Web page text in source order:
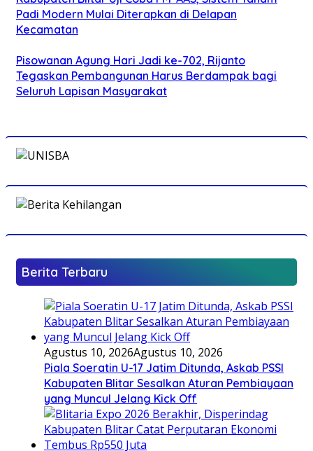
Padi Modern Mulai Diterapkan di Delapan
Kecamatan
Pisowanan Agung Hari Jadi ke-702, Rijanto
Tegaskan Pembangunan Harus Berdampak bagi
Seluruh Lapisan Masyarakat
Berita Terbaru
Agustus 10, 2026Agustus 10, 2026
Piala Soeratin U-17 Jatim Ditunda, Askab PSSI
Kabupaten Blitar Sesalkan Aturan Pembiayaan
yang Muncul Jelang Kick Off